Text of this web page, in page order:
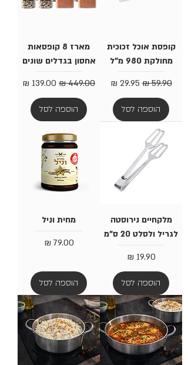
קופסת אוכל זכוכית
מחולקת 980 מ"ל
מחיר רגיל‏59.90 ‏₪ מחיר מבצע
הוספה לסל
מארז 8 קופסאות
אחסון בגדלים שונים
מחיר רגיל
מחיר מבצע
הוספה לסל
מלקחיים נירוסטה
לגריל ולסלט 20 ס"מ
מחיר
הוספה לסל
מחית וניל
מחיר
הוספה לסל